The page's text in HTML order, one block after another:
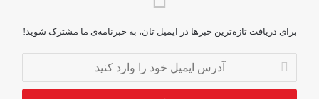
برای دریافت تازه‌ترین خبرها در ایمیل تان، به خبرنامه‌ی ما مشترک شوید!
ایمیل
خود